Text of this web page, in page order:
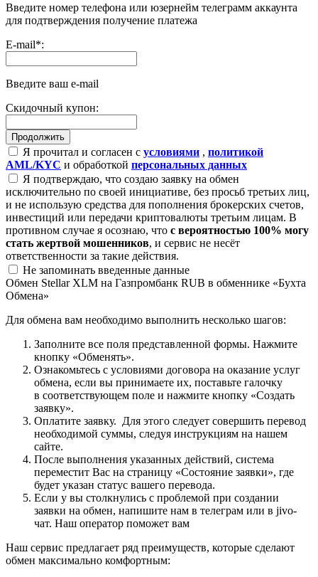
Введите номер телефона или юзернейм телеграмм аккаунта
для подтверждения получение платежа
E-mail*:
Введите ваш e-mail
Скидочный купон:
Я прочитал и согласен с условиями , политикой
AML/KYC и обработкой персональных данных
Я подтверждаю, что создаю заявку на обмен
исключительно по своей инициативе, без просьб третьих лиц,
и не использую средства для пополнения брокерских счетов,
инвестиций или передачи криптовалюты третьим лицам. В
противном случае я осознаю, что с вероятностью 100% могу
стать жертвой мошенников, и сервис не несёт
ответственности за такие действия.
Не запоминать введенные данные
Обмен Stellar XLM на Газпромбанк RUB в обменнике «Бухта
Обмена»
Для обмена вам необходимо выполнить несколько шагов:
Заполните все поля представленной формы. Нажмите
кнопку «Обменять».
Ознакомьтесь с условиями договора на оказание услуг
обмена, если вы принимаете их, поставьте галочку
в соответствующем поле и нажмите кнопку «Создать
заявку».
Оплатите заявку. Для этого следует совершить перевод
необходимой суммы, следуя инструкциям на нашем
сайте.
После выполнения указанных действий, система
переместит Вас на страницу «Состояние заявки», где
будет указан статус вашего перевода.
Если у вы столкнулись с проблемой при создании
заявки на обмен, напишите нам в телеграм или в jivo-
чат. Наш оператор поможет вам
Наш сервис предлагает ряд преимуществ, которые сделают
обмен максимально комфортным: